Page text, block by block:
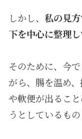
しかし、 私の見
下を中心に整理し
そのために、今
がら、腸を温め
や軟便が出るこ
うとしているも